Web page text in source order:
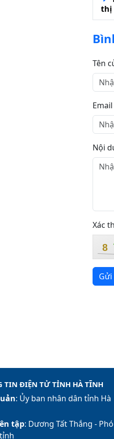
thị
Tên
Email
Nội
Xác
8
TIN ĐIỆN TỬ TỈNH HÀ TĨNH
: Ủy ban nhân dân tỉnh Hà
tập: Dương Tất Thắng - Phó